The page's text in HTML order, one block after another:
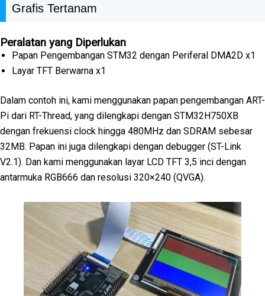
Grafis Tertanam
Peralatan yang Diperlukan
Papan Pengembangan STM32 dengan Periferal DMA2D x1
Layar TFT Berwarna x1
Dalam contoh ini, kami menggunakan papan pengembangan ART-
Pi dari RT-Thread, yang dilengkapi dengan STM32H750XB
dengan frekuensi clock hingga 480MHz dan SDRAM sebesar
32MB. Papan ini juga dilengkapi dengan debugger (ST-Link
V2.1). Dan kami menggunakan layar LCD TFT 3,5 inci dengan
antarmuka RGB666 dan resolusi 320×240 (QVGA).